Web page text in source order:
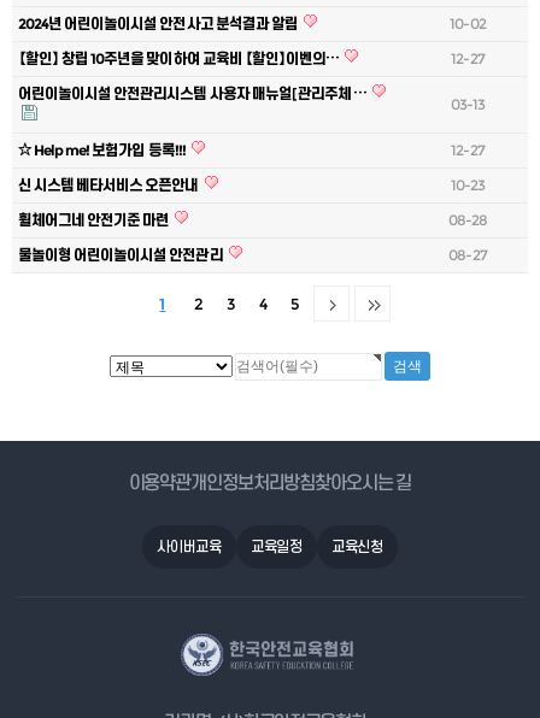
2024년 어린이놀이시설 안전사고 분석결과 알림
10-02
【할인】 창립 10주년을 맞이하여 교육비 【할인】이벤의…
12-27
어린이놀이시설 안전관리시스템 사용자 매뉴얼[ 관리주체 …
03-13
☆ Help me! 보험가입 등록!!!
12-27
신 시스템 베타서비스 오픈안내
10-23
휠체어그네 안전기준 마련
08-28
물놀이형 어린이놀이시설 안전관리
08-27
1 2 3 4 5
이용약관개인정보처리방침찾아오시는 길
사이버교육 교육일정 교육신청